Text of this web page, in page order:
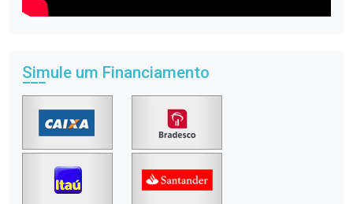
Simule um Financiamento